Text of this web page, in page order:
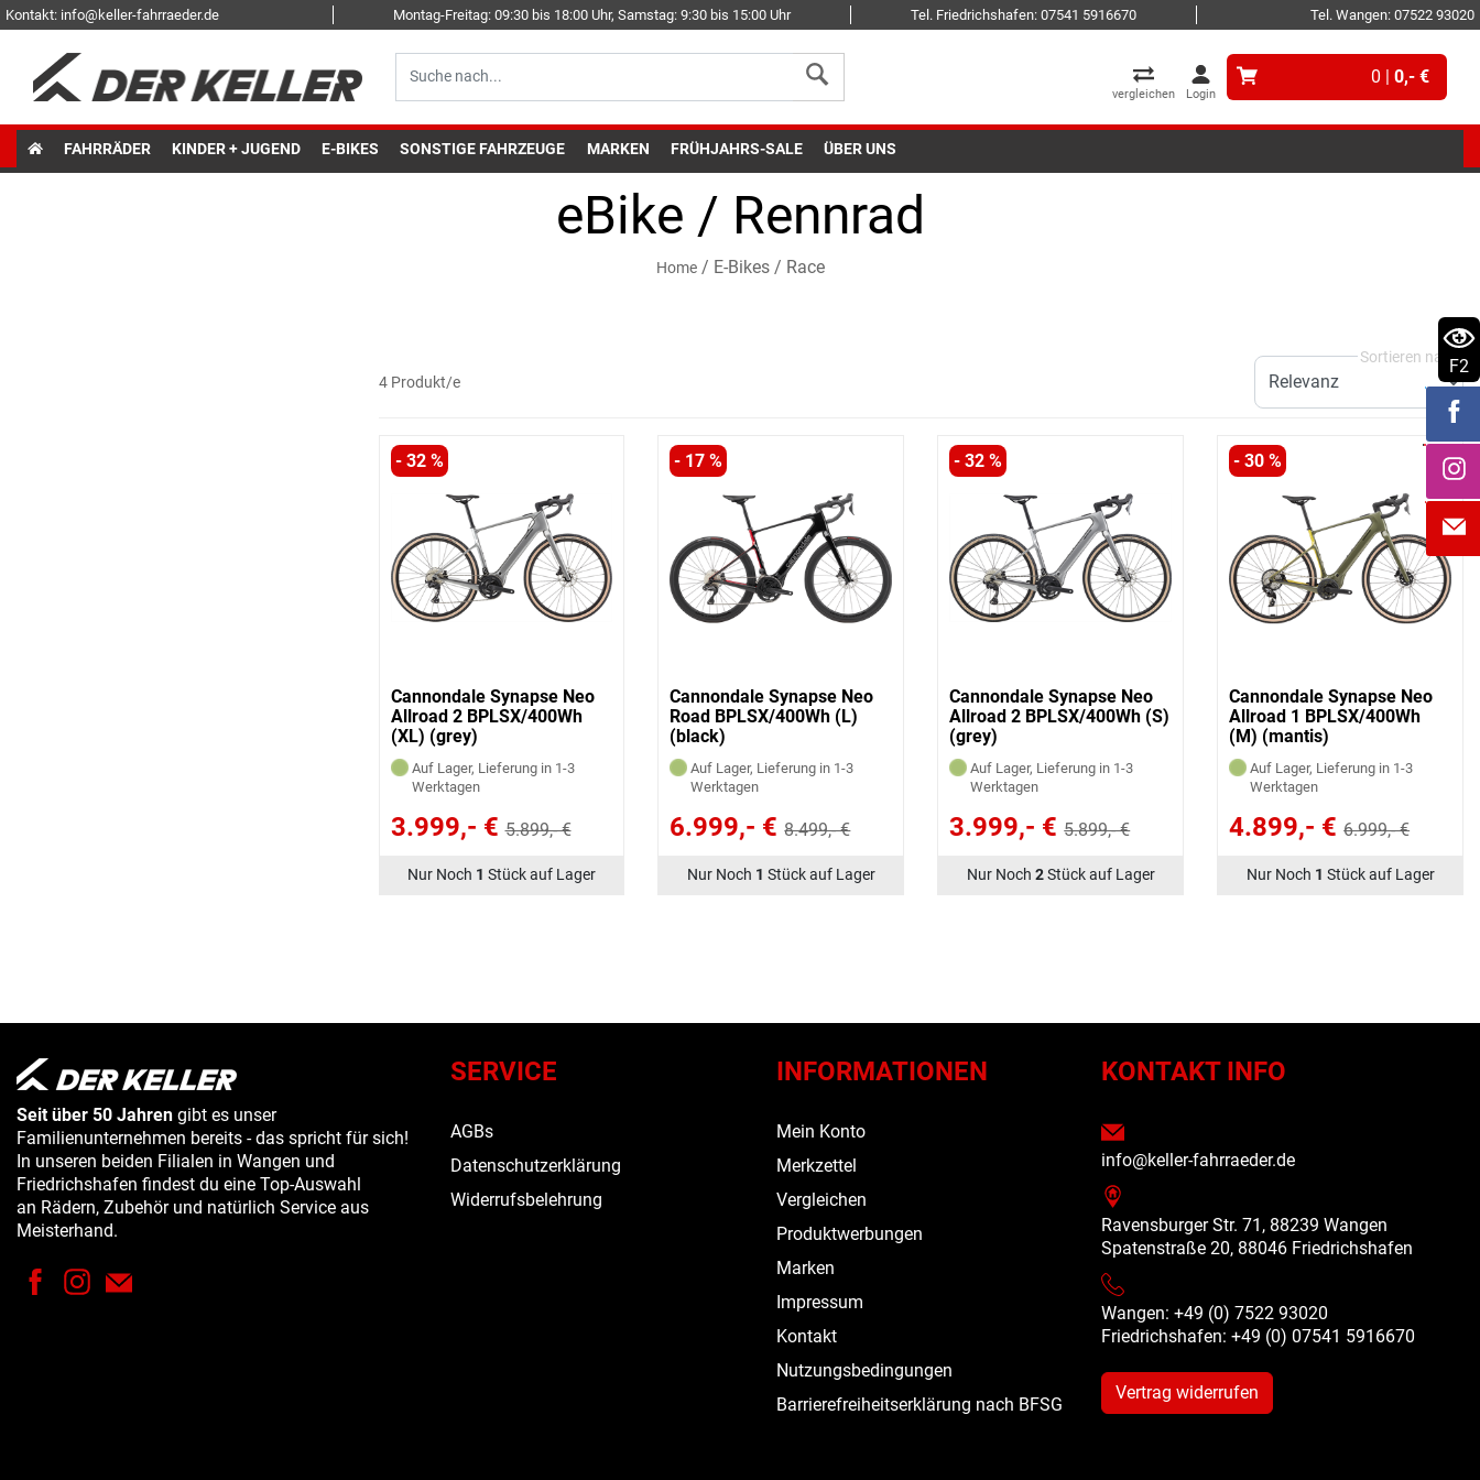
Kontakt: info@keller-fahrraeder.de Montag-Freitag: 09:30 bis 18:00 Uhr, Samstag: 9:30 bis 15:00 Uhr Tel. Friedrichshafen: 07541 5916670 Tel. Wangen: 07522 93020
vergleichen Login
0 | 0,- €
FAHRRÄDER KINDER + JUGEND E-BIKES SONSTIGE FAHRZEUGE MARKEN FRÜHJAHRS-SALE ÜBER UNS
eBike / Rennrad
Home/ E-Bikes/ Race
4 Produkt/e
- 32 %
Cannondale Synapse Neo
Allroad 2 BPLSX/400Wh
(XL) (grey)
Auf Lager, Lieferung in 1-3
Werktagen
3.999,- € 5.899,- €
Nur Noch 1 Stück auf Lager
- 17 %
Cannondale Synapse Neo
Road BPLSX/400Wh (L)
(black)
Auf Lager, Lieferung in 1-3
Werktagen
6.999,- € 8.499,- €
Nur Noch 1 Stück auf Lager
- 32 %
Cannondale Synapse Neo
Allroad 2 BPLSX/400Wh (S)
(grey)
Auf Lager, Lieferung in 1-3
Werktagen
3.999,- € 5.899,- €
Nur Noch 2Stück auf Lager
- 30 %
Cannondale Synapse Neo
Allroad 1 BPLSX/400Wh
(M) (mantis)
Auf Lager, Lieferung in 1-3
Werktagen
4.899,- € 6.999,- €
Nur Noch 1 Stück auf Lager
Seit über 50 Jahren gibt es unser
Familienunternehmen bereits - das spricht für sich!
In unseren beiden Filialen in Wangen und
Friedrichshafen findest du eine Top-Auswahl
an Rädern, Zubehör und natürlich Service aus
Meisterhand.
SERVICE
AGBs
Datenschutzerklärung
Widerrufsbelehrung
INFORMATIONEN
Mein Konto
Merkzettel
Vergleichen
Produktwerbungen
Marken
Impressum
Kontakt
Nutzungsbedingungen
Barrierefreiheitserklärung nach BFSG
KONTAKT INFO
info@keller-fahrraeder.de
Ravensburger Str. 71, 88239 Wangen
Spatenstraße 20, 88046 Friedrichshafen
Wangen: +49 (0) 7522 93020
Friedrichshafen: +49 (0)07541 5916670
Vertrag widerrufen
F2